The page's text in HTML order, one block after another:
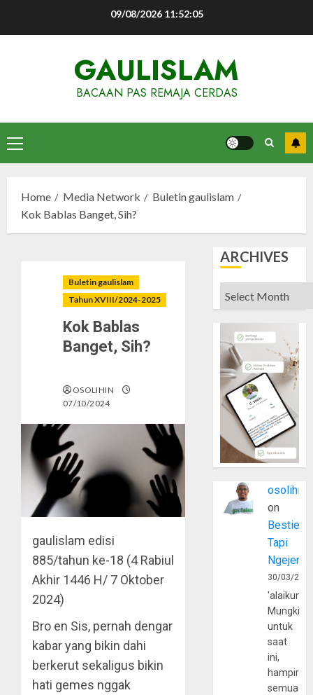
09/08/2026 11:52:06
GAULISLAM
BACAAN PAS REMAJA CERDAS
Primary
Menu
Home Media Network
Buletin gaulislam
Kok Bablas Banget, Sih?
Buletin gaulislam
Tahun XVIII/2024-2025
Kok Bablas
Banget, Sih?
OSOLIHIN
07/10/2024
gaulislam edisi
885/tahun ke-18 (4 Rabiul
Akhir 1446 H/ 7 Oktober
2024)
Bro en Sis, pernah dengar
kabar yang bikin dahi
berkerut sekaligus bikin
hati gemes nggak
ARCHIVES
Archives
osolihin
on
Bestie
Tapi
30/03/
Mungkin
untuk
saat
ini,
hampir
semua